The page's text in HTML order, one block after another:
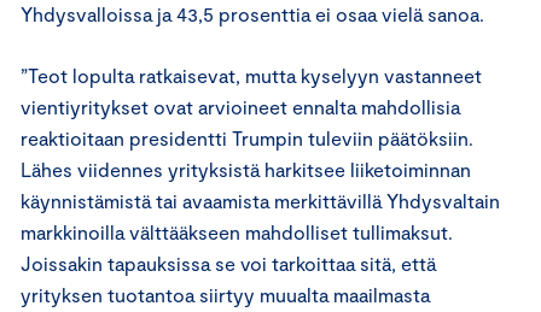
Yhdysvalloissa ja 43,5 prosenttia ei osaa vielä sanoa.
”Teot lopulta ratkaisevat, mutta kyselyyn vastanneet
vientiyritykset ovat arvioineet ennalta mahdollisia
reaktioitaan presidentti Trumpin tuleviin päätöksiin.
Lähes viidennes yrityksistä harkitsee liiketoiminnan
käynnistämistä tai avaamista merkittävillä Yhdysvaltain
markkinoilla välttääkseen mahdolliset tullimaksut.
Joissakin tapauksissa se voi tarkoittaa sitä, että
yrityksen tuotantoa siirtyy muualta maailmasta